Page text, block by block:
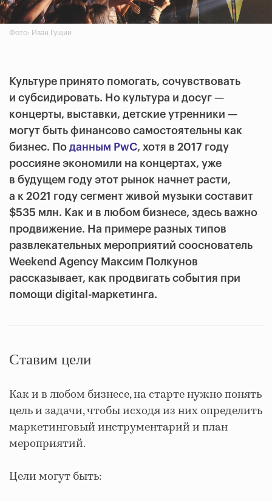
Фото: Иван Гущин
Культуре принято помогать, сочувствовать
и субсидировать. Но культура и досуг —
концерты, выставки, детские утренники —
могут быть финансово самостоятельны как
бизнес. По данным PwC, хотя в 2017 году
россияне экономили на концертах, уже
в будущем году этот рынок начнет расти,
а к 2021 году сегмент живой музыки составит
$535 млн. Как и в любом бизнесе, здесь важно
продвижение. На примере разных типов
развлекательных мероприятий сооснователь
Weekend Agency Максим Полкунов
рассказывает, как продвигать события при
помощи digital-маркетинга.
Ставим цели
Как и в любом бизнесе, на старте нужно понять
цель и задачи, чтобы исходя из них определить
маркетинговый инструментарий и план
мероприятий.
Цели могут быть: